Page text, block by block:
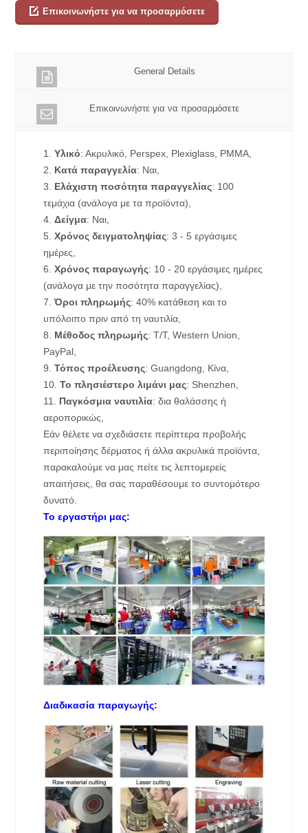
Επικοινωνήστε για να προσαρμόσετε
General Details
Επικοινωνήστε για να προσαρμόσετε
1.Υλικό: Ακρυλικό, Perspex, Plexiglass, PMMA,
2. Κατά παραγγελία: Ναι,
3. Ελάχιστη ποσότητα παραγγελίας: 100
τεμάχια (ανάλογα με τα προϊόντα),
4.Δείγμα: Ναι,
5. Χρόνος δειγματοληψίας: 3 - 5 εργάσιμες
ημέρες,
6.Χρόνος παραγωγής: 10 - 20 εργάσιμες ημέρες
(ανάλογα με την ποσότητα παραγγελίας),
7.Όροι πληρωμής: 40% κατάθεση και το
υπόλοιπο πριν από τη ναυτιλία,
8. Μέθοδος πληρωμής: T/T, Western Union,
PayPal,
9.Τόπος προέλευσης: Guangdong, Κίνα,
10.Το πλησιέστερο λιμάνι μας: Shenzhen,
11. Παγκόσμια ναυτιλία: δια θαλάσσης ή
αεροπορικώς,
Εάν θέλετε να σχεδιάσετε περίπτερα προβολής
περιποίησης δέρματος ή άλλα ακρυλικά προϊόντα,
παρακαλούμε να μας πείτε τις λεπτομερείς
απαιτήσεις, θα σας παραθέσουμε το συντομότερο
δυνατό.
Το εργαστήρι μας:
Διαδικασία παραγωγής: